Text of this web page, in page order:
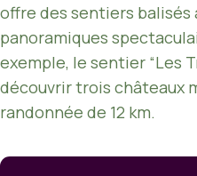
offre des sentiers balisés
panoramiques
exemple, le sentier “Les
découvrir trois châteaux
randonnée de 12 km.